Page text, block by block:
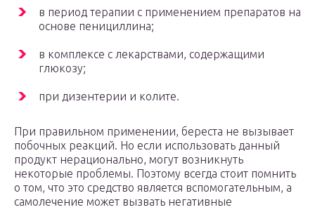
в период терапии с применением препаратов на
основе пенициллина;
в комплексе с лекарствами, содержащими
глюкозу;
при дизентерии и колите.
При правильном применении, береста не вызывает
побочных реакций. Но если использовать данный
продукт нерационально, могут возникнуть
некоторые проблемы. Поэтому всегда стоит помнить
о том, что это средство является вспомогательным, а
самолечение может вызвать негативные